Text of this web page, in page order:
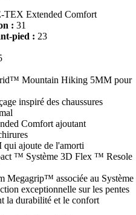
TEX Extended Comfort
: 31
pied : 23
Mountain Hiking 5MM pour
inspiré des chaussures
Comfort ajoutant
ajoute de l'amorti
™ Système 3D Flex ™ Resole
Megagrip™ associée au Système
exceptionnelle sur les pentes
la durabilité et le confort